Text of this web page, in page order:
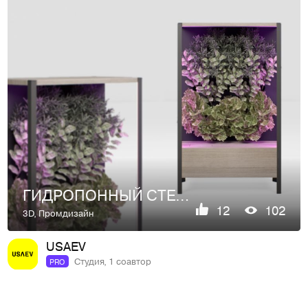
ГИДРОПОННЫЙ СТЕЛЛАЖ | 2023
3D,Промдизайн 12 102
USAEV
PRO Студия, 1 соавтор